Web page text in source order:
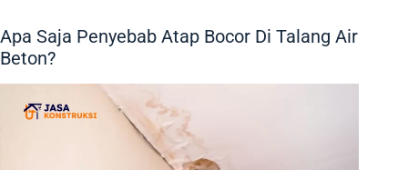
Apa Saja Penyebab Atap Bocor Di Talang Air
Beton?